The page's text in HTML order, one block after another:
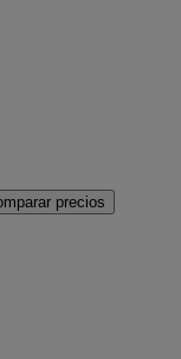
precios